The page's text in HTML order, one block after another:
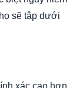
sẽ tập dưới
xác cao hơn